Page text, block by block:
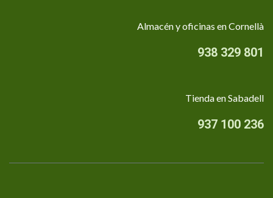
Almacén y oficinas en Cornellà
938 329 801
Tienda en Sabadell
937 100 236